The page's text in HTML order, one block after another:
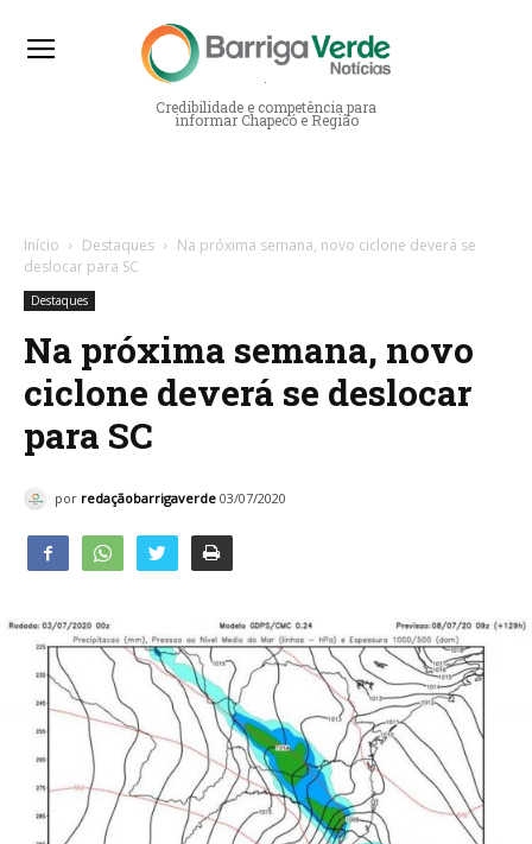
Barriga Verde Notícias
Credibilidade e competência para
informar Chapecó e Região
Início Destaques
Na próxima semana, novo ciclone deverá se
deslocar para SC
Destaques
Na próxima semana, novo
ciclone deverá se deslocar
para SC
por redaçãobarrigaverde 03/07/2020